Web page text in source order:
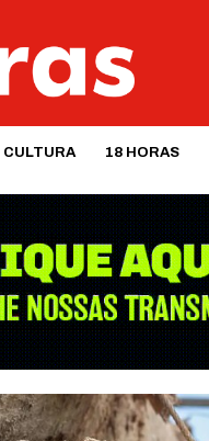
CULTURA 18 HORAS